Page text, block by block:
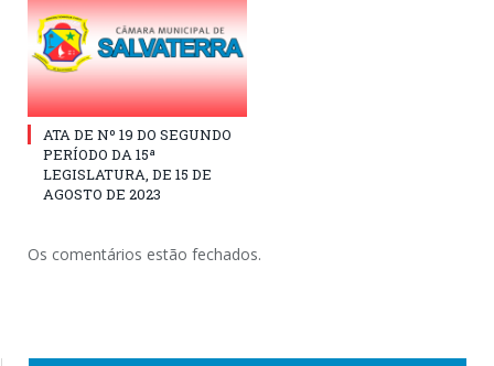
ATA DE Nº 19 DO SEGUNDO
PERÍODO DA 15ª
LEGISLATURA, DE 15 DE
AGOSTO DE 2023
Os comentários estão fechados.